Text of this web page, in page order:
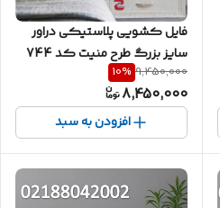
فایل کشویی پلاستیکی دراور
سایز بزرگ طرح منیت کد 744
9,450,000
10%
8,450,000
افزودن به سبد